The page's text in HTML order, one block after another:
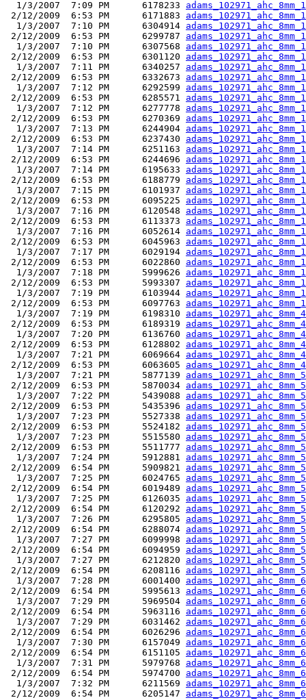
  1/3/2007  7:09 PM      6178233
2/12/2009  6:53 PM      6171883
  1/3/2007  7:10 PM      6304914
2/12/2009  6:53 PM      6299787
  1/3/2007  7:10 PM      6307568
2/12/2009  6:53 PM      6301120
  1/3/2007  7:11 PM      6340257
2/12/2009  6:53 PM      6332673
  1/3/2007  7:12 PM      6292599
2/12/2009  6:53 PM      6285571
  1/3/2007  7:12 PM      6277778
2/12/2009  6:53 PM      6270369
  1/3/2007  7:13 PM      6244904
2/12/2009  6:53 PM      6237430
  1/3/2007  7:14 PM      6251163
2/12/2009  6:53 PM      6244696
  1/3/2007  7:14 PM      6195633
2/12/2009  6:53 PM      6188779
  1/3/2007  7:15 PM      6101937
2/12/2009  6:53 PM      6095225
  1/3/2007  7:16 PM      6120548
2/12/2009  6:53 PM      6113373
  1/3/2007  7:16 PM      6052614
2/12/2009  6:53 PM      6045963
  1/3/2007  7:17 PM      6029194
2/12/2009  6:53 PM      6022860
  1/3/2007  7:18 PM      5999626
2/12/2009  6:53 PM      5993307
  1/3/2007  7:19 PM      6103944
2/12/2009  6:53 PM      6097763
  1/3/2007  7:19 PM      6198310
2/12/2009  6:53 PM      6189319
  1/3/2007  7:20 PM      6136760
2/12/2009  6:53 PM      6128802
  1/3/2007  7:21 PM      6069664
2/12/2009  6:53 PM      6063605
  1/3/2007  7:21 PM      5877139
2/12/2009  6:53 PM      5870034
  1/3/2007  7:22 PM      5439088
2/12/2009  6:53 PM      5435396
  1/3/2007  7:23 PM      5527338
2/12/2009  6:53 PM      5524182
  1/3/2007  7:23 PM      5515580
2/12/2009  6:53 PM      5511777
  1/3/2007  7:24 PM      5912881
2/12/2009  6:54 PM      5909821
  1/3/2007  7:25 PM      6024765
2/12/2009  6:54 PM      6019489
  1/3/2007  7:25 PM      6126035
2/12/2009  6:54 PM      6120292
  1/3/2007  7:26 PM      6295805
2/12/2009  6:54 PM      6288074
  1/3/2007  7:27 PM      6099998
2/12/2009  6:54 PM      6094959
  1/3/2007  7:27 PM      6212820
2/12/2009  6:54 PM      6208116
  1/3/2007  7:28 PM      6001400
2/12/2009  6:54 PM      5995613
  1/3/2007  7:29 PM      5969504
2/12/2009  6:54 PM      5963116
  1/3/2007  7:29 PM      6031462
2/12/2009  6:54 PM      6026296
  1/3/2007  7:30 PM      6157049
2/12/2009  6:54 PM      6151105
  1/3/2007  7:31 PM      5979768
2/12/2009  6:54 PM      5974700
  1/3/2007  7:32 PM      6211569
2/12/2009  6:54 PM      6205147